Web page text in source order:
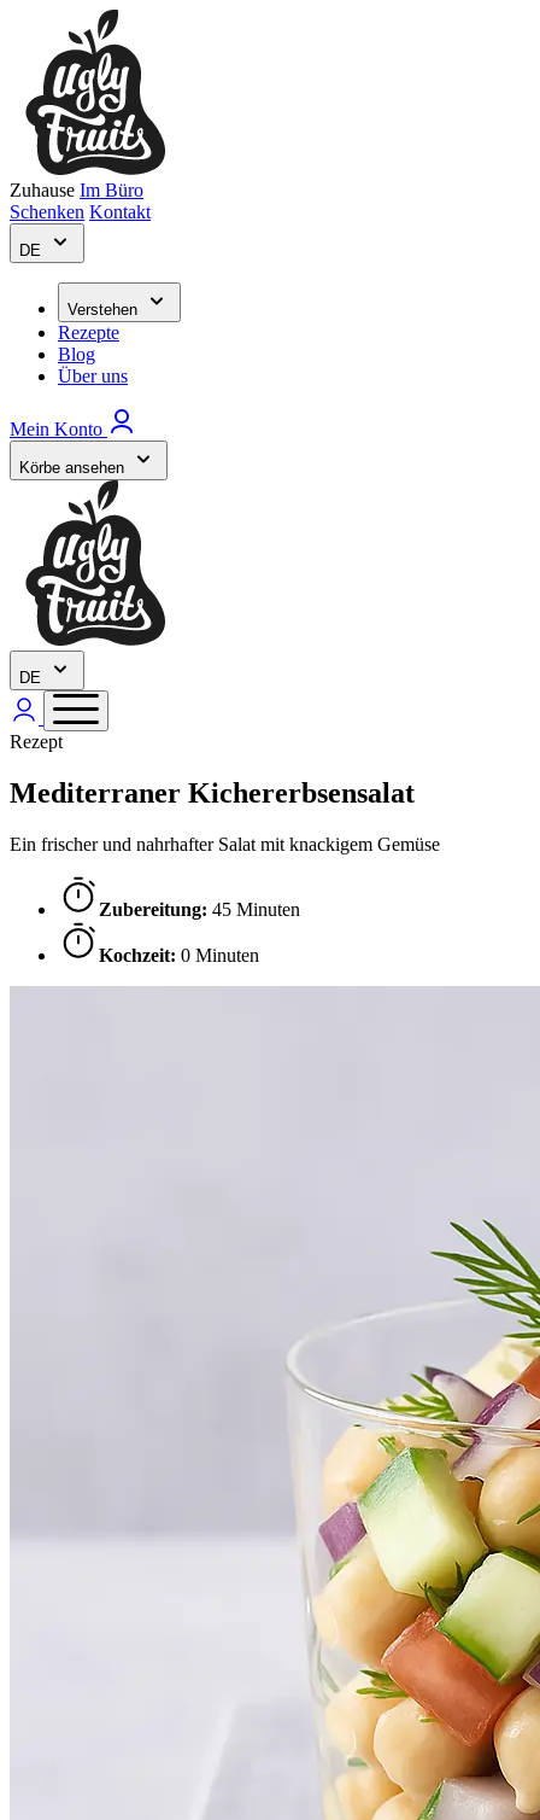
Zuhause Im Büro
Schenken Kontakt
DE
Verstehen
Rezepte
Blog
Über uns
Mein Konto
Körbe ansehen
DE
Rezept
Mediterraner Kichererbsensalat
Ein frischer und nahrhafter Salat mit knackigem Gemüse
Zubereitung: 45 Minuten
Kochzeit: 0 Minuten